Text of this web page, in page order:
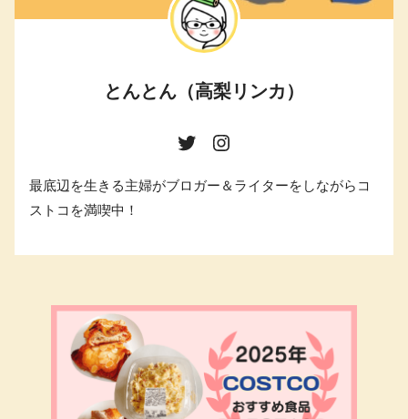
とんとん（高梨リンカ）
最底辺を生きる主婦がブロガー＆ライターをしながらコ
ストコを満喫中！